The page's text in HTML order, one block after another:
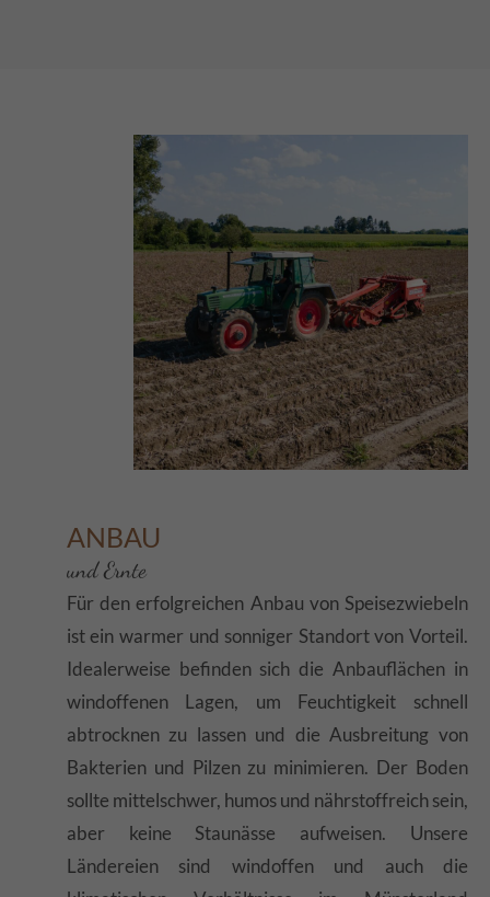
ANBAU
und Ernte
Für den erfolgreichen Anbau von Speisezwiebeln
ist ein warmer und sonniger Standort von Vorteil.
Idealerweise befinden sich die Anbauflächen in
windoffenen Lagen, um Feuchtigkeit schnell
abtrocknen zu lassen und die Ausbreitung von
Bakterien und Pilzen zu minimieren. Der Boden
sollte mittelschwer, humos und nährstoffreich sein,
aber keine Staunässe aufweisen. Unsere
Ländereien sind windoffen und auch die